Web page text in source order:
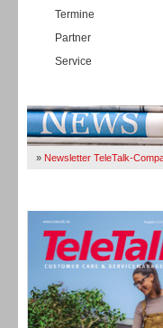
Termine
Partner
Service
» Newsletter TeleTalk-